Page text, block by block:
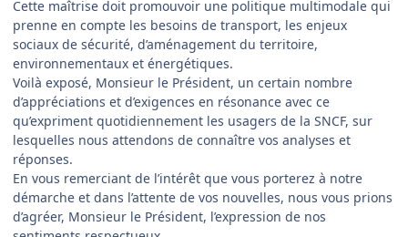
Cette maîtrise doit promouvoir une politique multimodale qui
prenne en compte les besoins de transport, les enjeux
sociaux de sécurité, d’aménagement du territoire,
environnementaux et énergétiques.
Voilà exposé, Monsieur le Président, un certain nombre
d’appréciations et d’exigences en résonance avec ce
qu’expriment quotidiennement les usagers de la SNCF, sur
lesquelles nous attendons de connaître vos analyses et
réponses.
En vous remerciant de l’intérêt que vous porterez à notre
démarche et dans l’attente de vos nouvelles, nous vous prions
d’agréer, Monsieur le Président, l’expression de nos